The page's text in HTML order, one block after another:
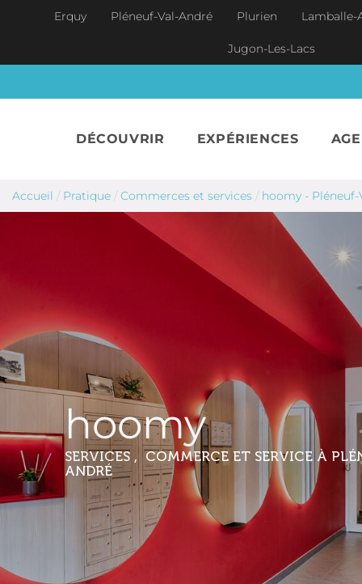
Aller au contenu principal
Erquy Pléneuf-Val-André Plurien Lamballe-
Jugon-Les-Lacs
DÉCOUVRIR EXPÉRIENCES
Accueil / Pratique / Commerces et services / hoomy - Pléneuf-
hoomy
SERVICES , COMMERCE ET SERVICE À
ANDRÉ